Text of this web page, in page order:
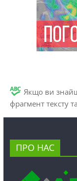
Якщо ви
фрагмент тексту
ПРО НАС